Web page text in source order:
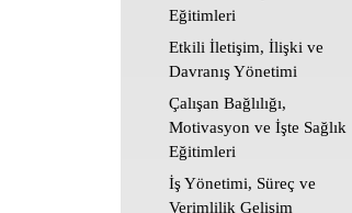
Eğitimleri
Etkili İletişim, İlişki ve
Davranış Yönetimi
Çalışan Bağlılığı,
Motivasyon ve İşte Sağlık
Eğitimleri
İş Yönetimi, Süreç ve
Verimlilik Gelişim